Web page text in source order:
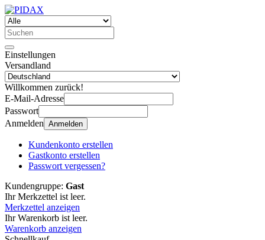
Einstellungen
Versandland
Willkommen zurück!
E-Mail-Adresse
Passwort
Anmelden Anmelden
Kundenkonto erstellen
Gastkonto erstellen
Passwort vergessen?
Kundengruppe: Gast
Ihr Merkzettel ist leer.
Merkzettel anzeigen
Ihr Warenkorb ist leer.
Warenkorb anzeigen